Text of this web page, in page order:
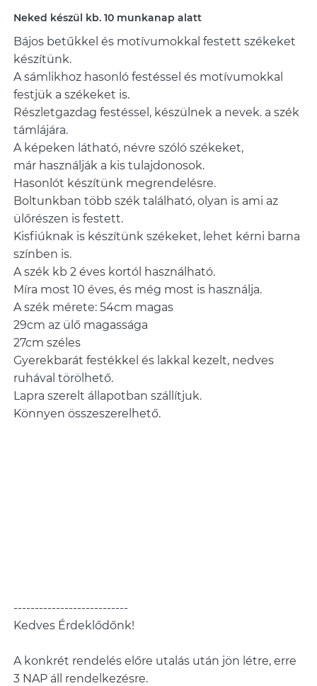
Neked készül kb. 10 munkanap alatt
Bájos betűkkel és motívumokkal festett székeket
készítünk.
A sámlikhoz hasonló festéssel és motívumokkal
festjük a székeket is.
Részletgazdag festéssel, készülnek a nevek. a szék
támlájára.
A képeken látható, névre szóló székeket,
már használják a kis tulajdonosok.
Hasonlót készítünk megrendelésre.
Boltunkban több szék található, olyan is ami az
ülőrészen is festett.
Kisfiúknak is készítünk székeket, lehet kérni barna
színben is.
A szék kb 2 éves kortól használható.
Míra most 10 éves, és még most is használja.
A szék mérete: 54cm magas
29cm az ülő magassága
27cm széles
Gyerekbarát festékkel és lakkal kezelt, nedves
ruhával törölhető.
Lapra szerelt állapotban szállítjuk.
Könnyen összeszerelhető.
---------------------------
Kedves Érdeklődőnk!
A konkrét rendelés előre utalás után jön létre, erre
3 NAP áll rendelkezésre.